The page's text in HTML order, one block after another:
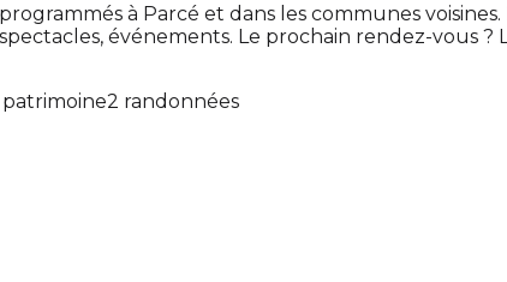
à Parcé et dans les communes
événements. Le prochain rendez-vous ?
2 randonnées